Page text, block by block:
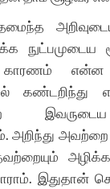
நுட்பமுடைய
காரணம்
கண்டறிந்து
அறிந்து
இதுதான்